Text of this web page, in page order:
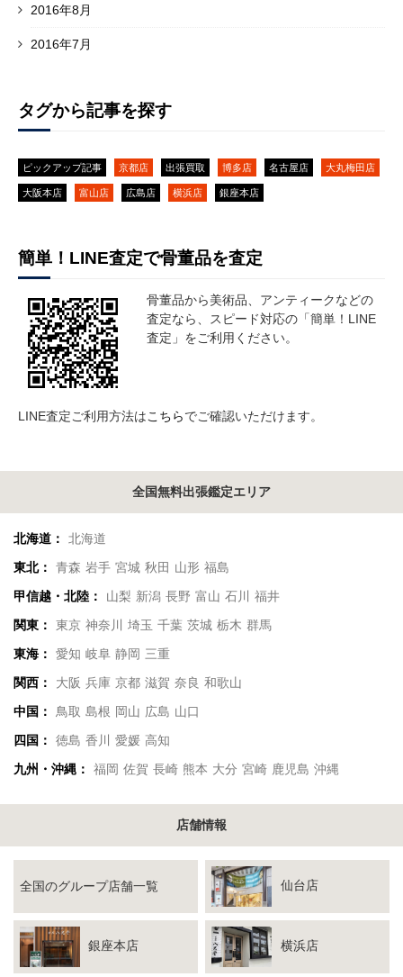
2016年8月
2016年7月
タグから記事を探す
ピックアップ記事 京都店 出張買取 博多店 名古屋店 大丸梅田店
大阪本店 富山店 広島店 横浜店 銀座本店
簡単！LINE査定で骨董品を査定
骨董品から美術品、アンティークなどの
査定なら、スピード対応の「簡単！LINE
査定」をご利用ください。
LINE査定ご利用方法はこちらでご確認いただけます。
全国無料出張鑑定エリア
北海道：
北海道
東北：
青森 岩手 宮城 秋田 山形 福島
甲信越・北陸：
山梨 新潟 長野 富山 石川
福井
関東：
東京 神奈川 埼玉 千葉 茨城 栃木 群馬
東海：
愛知 岐阜 静岡 三重
関西：
大阪 兵庫 京都 滋賀 奈良 和歌山
中国：
鳥取 島根 岡山 広島 山口
四国：
徳島 香川 愛媛 高知
九州・沖縄：
福岡 佐賀 長崎 熊本 大分 宮崎 鹿児島 沖縄
店舗情報
全国のグループ店舗一覧 仙台店
銀座本店 横浜店